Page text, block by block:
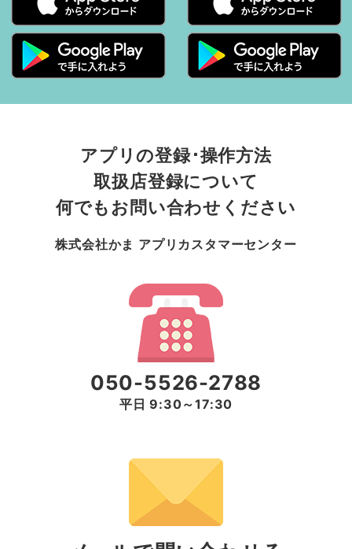
アプリの登録･操作方法
取扱店登録について
何でもお問い合わせください
株式会社かま アプリカスタマーセンター
050-5526-2788
平日 9:30～17:30